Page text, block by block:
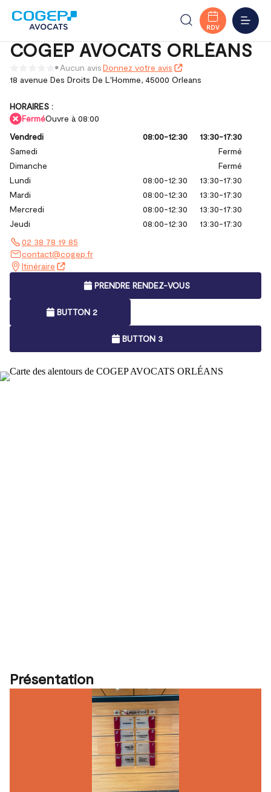
MENU
RDV
Accueil Trouver votre bureau
Centre-Val de Loire
Loiret
Orléans COGEP AVOCATS ORLÉANS
COGEP AVOCATS ORLÉANS
Aucun avisDonnez votre avis
18 avenue Des Droits De L'Homme, 45000 Orleans
HORAIRES :
FerméOuvre à 08:00
Vendredi
08:00-12:30
13:30-17:30
Samedi
Fermé
Dimanche
Fermé
Lundi
08:00-12:30
13:30-17:30
Mardi
08:00-12:30
13:30-17:30
Mercredi
08:00-12:30
13:30-17:30
Jeudi
08:00-12:30
13:30-17:30
02 38 78 19 85
contact@cogep.fr
Itinéraire
PRENDRE RENDEZ-VOUS
BUTTON 2
BUTTON 3
Présentation